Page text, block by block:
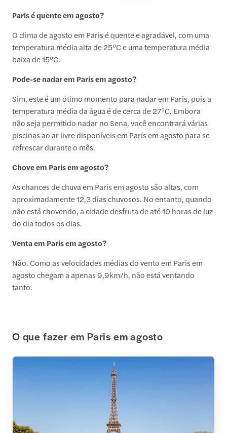
Paris é quente em agosto?
O clima de agosto em Paris é quente e agradável, com uma
temperatura média alta de 25°C e uma temperatura média
baixa de 15°C.
Pode-se nadar em Paris em agosto?
Sim, este é um ótimo momento para nadar em Paris, pois a
temperatura média da água é de cerca de 27°C. Embora
não seja permitido nadar no Sena, você encontrará várias
piscinas ao ar livre disponíveis em Paris em agosto para se
refrescar durante o mês.
Chove em Paris em agosto?
As chances de chuva em Paris em agosto são altas, com
aproximadamente 12,3 dias chuvosos. No entanto, quando
não está chovendo, a cidade desfruta de até 10 horas de luz
do dia todos os dias.
Venta em Paris em agosto?
Não. Como as velocidades médias do vento em Paris em
agosto chegam a apenas 9,9km/h, não está ventando
tanto.
O que fazer em Paris em agosto